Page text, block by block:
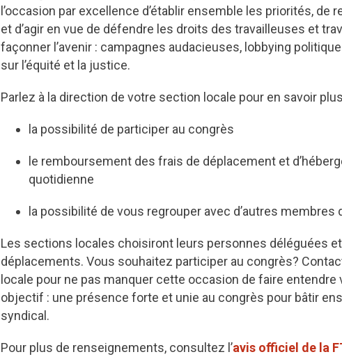
l’occasion par excellence d’établir ensemble les priorités,
et d’agir en vue de défendre les droits des travailleuses et
façonner l’avenir : campagnes audacieuses, lobbying
sur l’équité et la justice.
Parlez à la direction de votre section locale pour en savoir
la possibilité de participer au congrès
le remboursement des frais de déplacement et
quotidienne
la possibilité de vous regrouper avec d’autres membres
Les sections locales choisiront leurs personnes déléguées
déplacements. Vous souhaitez participer au congrès?
locale pour ne pas manquer cette occasion de faire entendre
objectif : une présence forte et unie au congrès pour bâtir
syndical.
Pour plus de renseignements, consultez l’avis officiel de la